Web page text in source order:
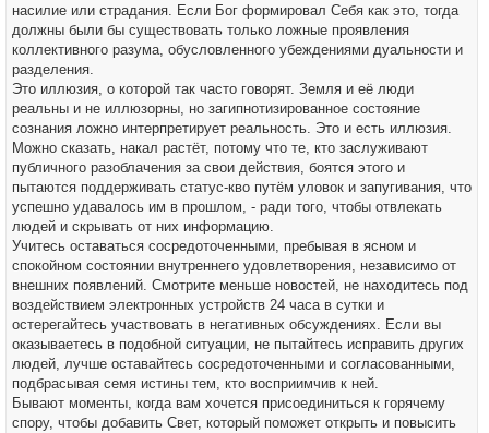
насилие или страдания. Если Бог формировал Себя как это, тогда
должны были бы существовать только ложные проявления
коллективного разума, обусловленного убеждениями дуальности и
разделения.
Это иллюзия, о которой так часто говорят. Земля и её люди
реальны и не иллюзорны, но загипнотизированное состояние
сознания ложно интерпретирует реальность. Это и есть иллюзия.
Можно сказать, накал растёт, потому что те, кто заслуживают
публичного разоблачения за свои действия, боятся этого и
пытаются поддерживать статус-кво путём уловок и запугивания, что
успешно удавалось им в прошлом, - ради того, чтобы отвлекать
людей и скрывать от них информацию.
Учитесь оставаться сосредоточенными, пребывая в ясном и
спокойном состоянии внутреннего удовлетворения, независимо от
внешних появлений. Смотрите меньше новостей, не находитесь под
воздействием электронных устройств 24 часа в сутки и
остерегайтесь участвовать в негативных обсуждениях. Если вы
оказываетесь в подобной ситуации, не пытайтесь исправить других
людей, лучше оставайтесь сосредоточенными и согласованными,
подбрасывая семя истины тем, кто восприимчив к ней.
Бывают моменты, когда вам хочется присоединиться к горячему
спору, чтобы добавить Свет, который поможет открыть и повысить